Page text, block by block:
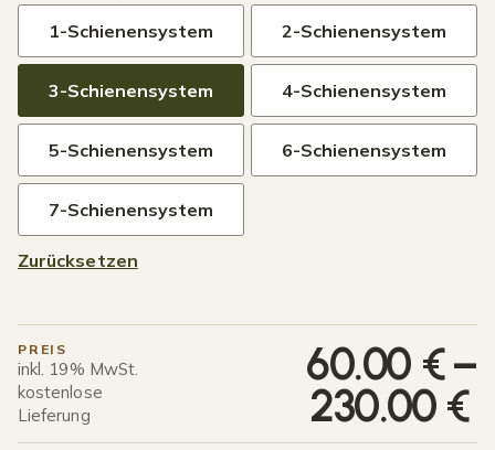
1-Schienensystem 2-Schienensystem
3-Schienensystem 4-Schienensystem
5-Schienensystem 6-Schienensystem
7-Schienensystem
Zurücksetzen
PREIS
inkl. 19% MwSt.
kostenlose
Lieferung
60.00 €–
230.00 €